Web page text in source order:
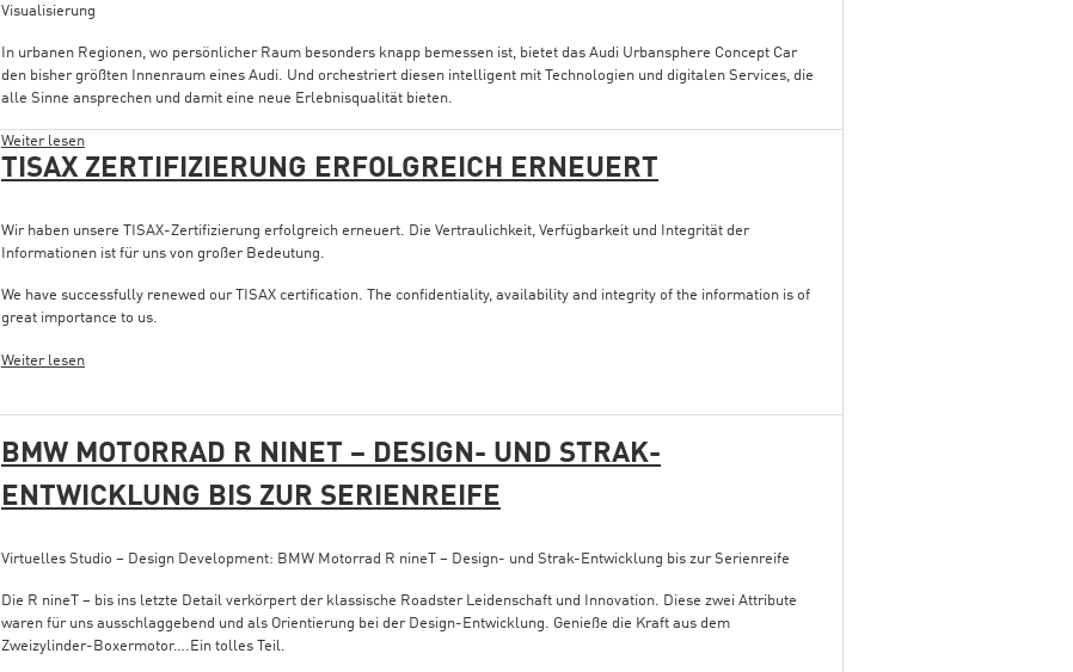
Visualisierung
In urbanen Regionen, wo persönlicher Raum besonders knapp bemessen ist, bietet das Audi Urbansphere Concept Car
den bisher größten Innenraum eines Audi. Und orchestriert diesen intelligent mit Technologien und digitalen Services, die
alle Sinne ansprechen und damit eine neue Erlebnisqualität bieten.
Weiter lesen
TISAX ZERTIFIZIERUNG ERFOLGREICH ERNEUERT
Wir haben unsere TISAX-Zertifizierung erfolgreich erneuert. Die Vertraulichkeit, Verfügbarkeit und Integrität der
Informationen ist für uns von großer Bedeutung.
We have successfully renewed our TISAX certification.
The confidentiality, availability and integrity of the information is of
great importance to us.
Weiter lesen
BMW MOTORRAD R NINET – DESIGN- UND STRAK-
ENTWICKLUNG BIS ZUR SERIENREIFE
Virtuelles Studio – Design Development: BMW Motorrad R nineT – Design- und Strak-Entwicklung bis zur Serienreife
Die R nineT – bis ins letzte Detail verkörpert der klassische Roadster Leidenschaft und Innovation. Diese zwei Attribute
waren für uns ausschlaggebend und als Orientierung bei der Design-Entwicklung. Genieße die Kraft aus dem
Zweizylinder-Boxermotor….Ein tolles Teil.